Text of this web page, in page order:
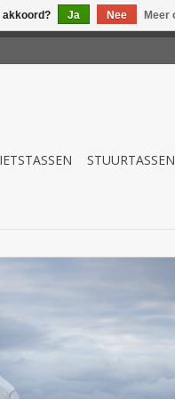
STUURTASSEN
akkoord? Ja Nee Meer
orders zullen niet